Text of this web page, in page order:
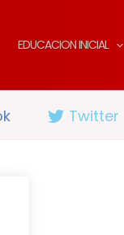
EDUCACION INICIAL
Twitter